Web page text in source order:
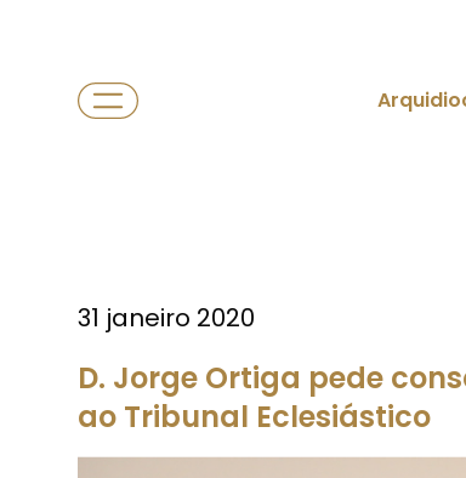
31 janeiro 2020
D. Jorge Ortiga pede
ao Tribunal Eclesiástico